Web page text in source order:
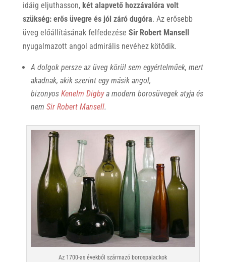
idáig eljuthasson, két alapvető hozzávalóra volt
szükség: erős üvegre és jól záró dugóra. Az erősebb
üveg előállításának felfedezése Sir Robert Mansell
nyugalmazott angol admirális nevéhez kötődik.
A dolgok persze az üveg körül sem egyértelműek, mert
akadnak, akik szerint egy másik angol,
bizonyos Kenelm Digbya modern borosüvegek atyja és
nem Sir Robert Mansell.
Az 1700-as évekből származó borospalackok